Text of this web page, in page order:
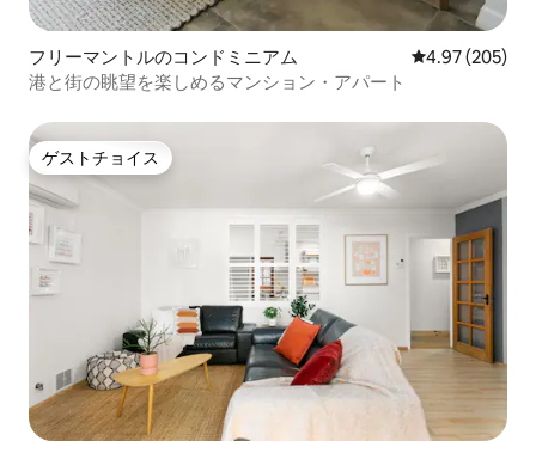
フリーマントルのコンドミニアム レビュー205
4.97 (205)
港と街の眺望を楽しめるマンション・アパート
ゲストチョイス
ゲストチョイス